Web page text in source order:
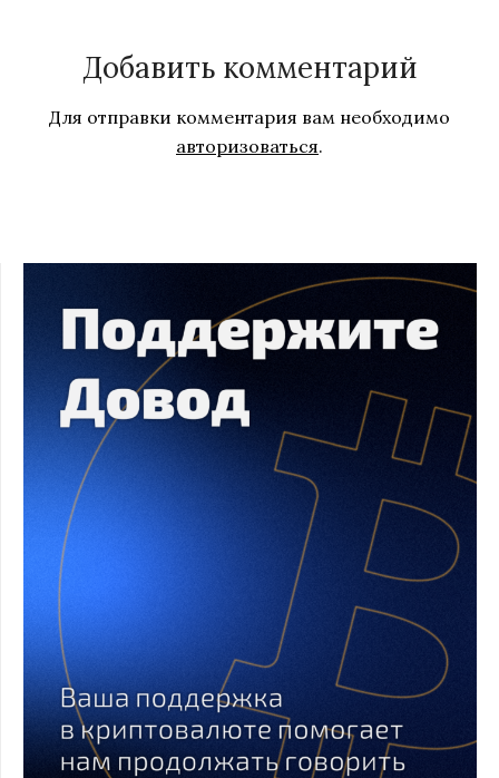
Добавить комментарий
Для отправки комментария вам необходимо
авторизоваться.